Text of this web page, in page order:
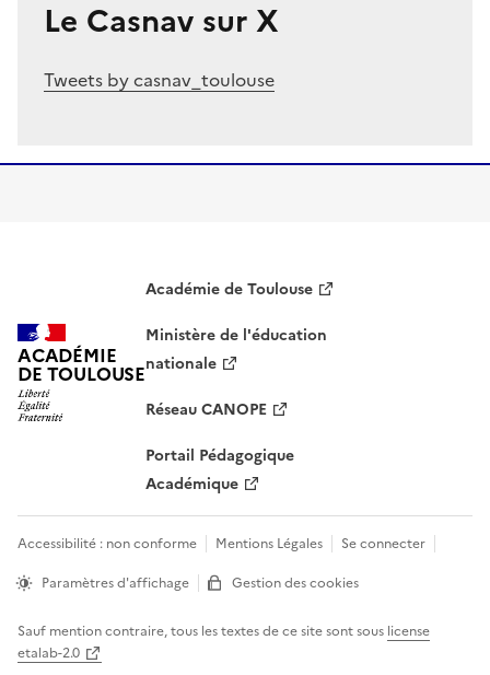
Le Casnav sur X
Tweets by casnav_toulouse
ACADÉMIE
DE TOULOUSE
Académie de Toulouse
Ministère de l'éducation
nationale
Réseau CANOPE
Portail Pédagogique
Académique
Accessibilité : non conforme Mentions Légales
Se connecter
Paramètres d'affichage
Gestion des cookies
Sauf mention contraire, tous les textes de ce site sont sous license
etalab-2.0